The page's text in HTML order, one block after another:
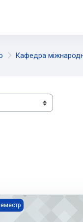
Кафедра
і